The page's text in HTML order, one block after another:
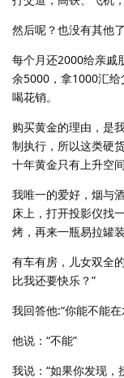
然后呢？也没有其他
每个月还2000给亲戚
余5000，拿1000汇
喝花销。
购买黄金的理由，是
制执行，所以这类硬
十年黄金只有上升空
我唯一的爱好，烟与
床上，打开投影仪找
烤，再来一瓶易拉罐
有车有房，儿女双全
比我还要快乐？”
我回答他:“你能不能
他说：“不能”
我说：“如果你发现，